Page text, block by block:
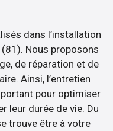
dans l’installation
Nous proposons
de réparation et de
Ainsi, l’entretien
pour optimiser
leur durée de vie. Du
trouve être à votre